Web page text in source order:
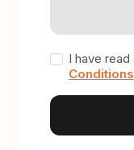
I have
Conditions